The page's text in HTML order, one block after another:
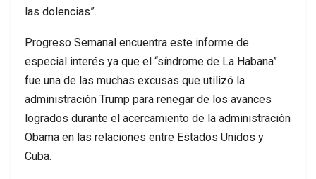
las dolencias”.
Progreso Semanal encuentra este informe de
especial interés ya que el “síndrome de La Habana”
fue una de las muchas excusas que utilizó la
administración Trump para renegar de los avances
logrados durante el acercamiento de la administración
Obama en las relaciones entre Estados Unidos y
Cuba.